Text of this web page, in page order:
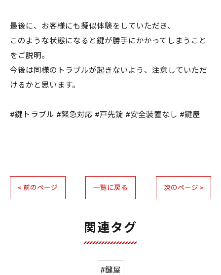
最後に、お客様にも擬似体験をしていただき、
このような状態になると鍵が勝手にかかってしまうこと
をご説明。
今後は同様のトラブルが起きないよう、注意していただ
けるかと思います。
#鍵トラブル #緊急対応 #戸先錠 #安全装置なし #鍵屋
< 前のページ 一覧に戻る 次のページ >
関連タグ
#鍵屋